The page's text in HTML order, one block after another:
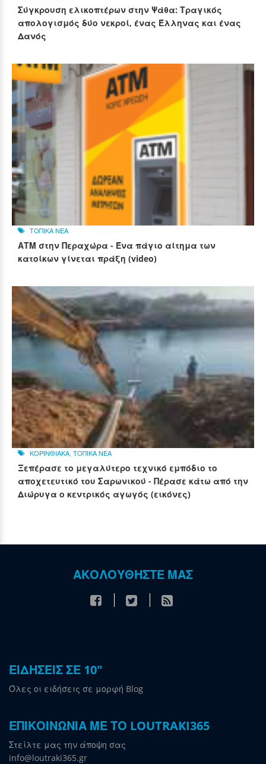
Σύγκρουση ελικοπτέρων στην Ψάθα: Τραγικός
απολογισμός δύο νεκροί, ένας Έλληνας και ένας
Δανός
ΤΟΠΙΚΑ ΝΕΑ
ΑΤΜ στην Περαχώρα - Ένα πάγιο αίτημα των
κατοίκων γίνεται πράξη (video)
ΚΟΡΙΝΘΙΑΚΑ ΤΟΠΙΚΑ ΝΕΑ
Ξεπέρασε το μεγαλύτερο τεχνικό εμπόδιο το
αποχετευτικό του Σαρωνικού - Πέρασε κάτω από την
Διώρυγα ο κεντρικός αγωγός (εικόνες)
ΑΚΟΛΟΥΘΗΣΤΕ ΜΑΣ
ΕΙΔΗΣΕΙΣ ΣΕ 10"
Όλες οι ειδήσεις σε μορφή Blog
ΕΠΙΚΟΙΝΩΝΙΑ ΜΕ ΤΟ LOUTRAKI365
Στείλτε μας την άποψη σας
info@loutraki365.gr